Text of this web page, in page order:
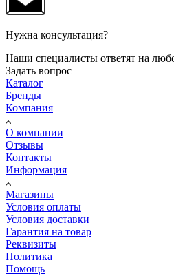
Нужна консультация?
Наши специалисты ответят на
Задать вопрос
Каталог
Бренды
Компания
О компании
Отзывы
Контакты
Информация
Магазины
Условия оплаты
Условия доставки
Гарантия на товар
Реквизиты
Политика
Помощь